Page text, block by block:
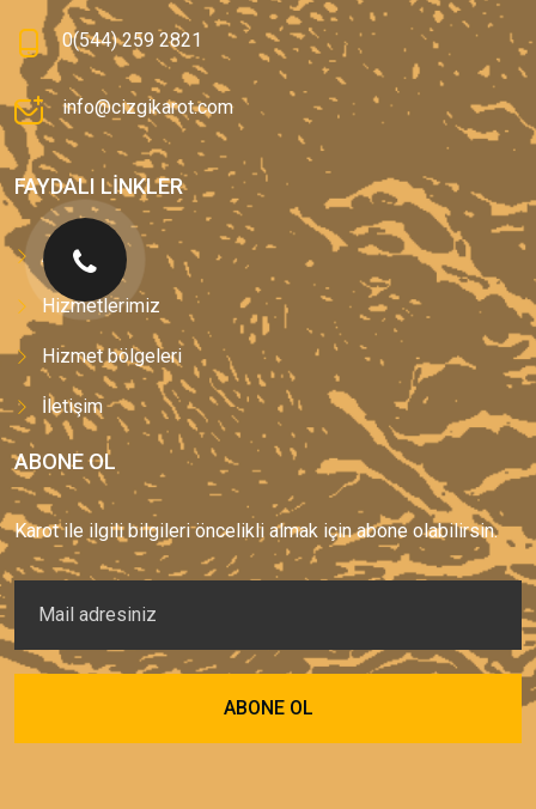
0(544) 259 2821
info@cizgikarot.com
FAYDALI LINKLER
Anasayfa
Hizmetlerimiz
Hizmet bölgeleri
İletişim
ABONE OL
Karot ile ilgili bilgileri öncelikli almak için abone olabilirsin.